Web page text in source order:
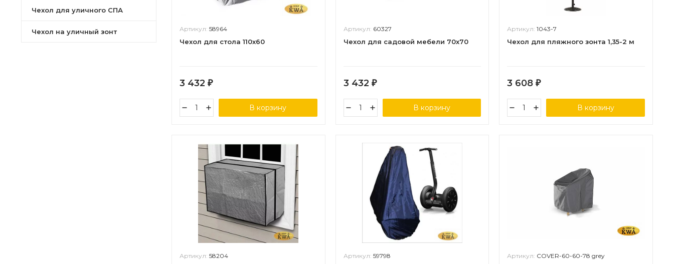
Чехол для уличного СПА
Чехол на уличный зонт Артикул: 58964
Чехол для стола 110х60
3 432 ₽
В корзину
Артикул: 60327
Чехол для садовой мебели 70х70
3 432 ₽
В корзину
Артикул:1043-7
Чехол для пляжного зонта 1,35-2 м
3 608₽
В корзину
Артикул: 58204 Артикул: 59798 Артикул: COVER-60-60-78 grey